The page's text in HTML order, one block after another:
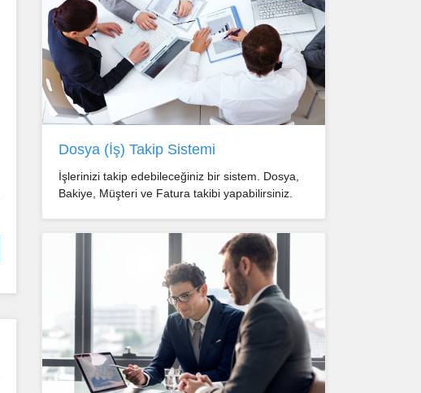
Dosya (İş) Takip Sistemi
İşlerinizi takip edebileceğiniz bir sistem. Dosya,
Bakiye, Müşteri ve Fatura takibi yapabilirsiniz.